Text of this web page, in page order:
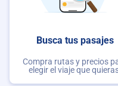
Busca tus pasajes
Compra rutas y precios
elegir el viaje que